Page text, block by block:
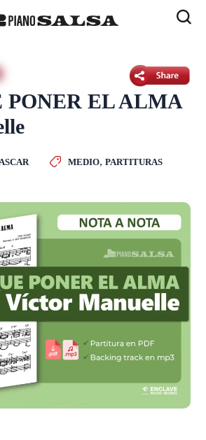
PONER EL ALMA
MEDIO,PARTITURAS